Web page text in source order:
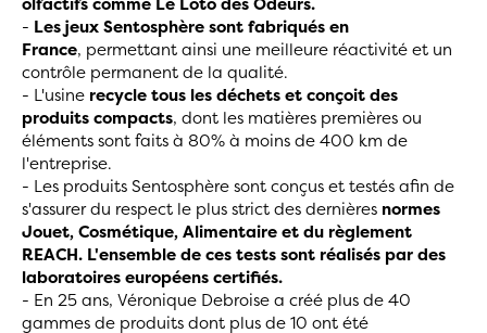
- Les jeux Sentosphère sont fabriqués en
France, permettant ainsi une meilleure réactivité et un
contrôle permanent de la qualité.
- L'usine recycle tous les déchets et conçoit des
produits compacts, dont les matières premières ou
éléments sont faits à 80% à moins de 400 km de
l'entreprise.
- Les produits Sentosphère sont conçus et testés afin de
s'assurer du respect le plus strict des dernières normes
Jouet, Cosmétique, Alimentaire et du règlement
REACH. L'ensemble de ces tests sont réalisés par des
laboratoires européens certifiés.
- En 25 ans, Véronique Debroise a créé plus de 40
gammes de produits dont plus de 10 ont été